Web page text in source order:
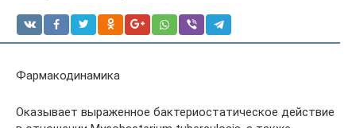
Фармакодинамика
Оказывает выраженное бактериостатическое действие